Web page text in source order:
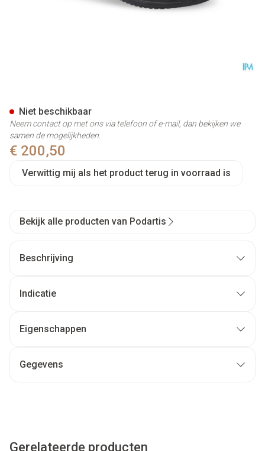
€ 200,50
Verwittig mij als het product terug in voorraad is
Niet beschikbaar
Neem contact op met ons via telefoon of e-mail, dan bekijken we
samen de mogelijkheden.
Bekijk alle producten van Podartis
Beschrijving
Indicatie
Eigenschappen
Gegevens
Gerelateerde producten